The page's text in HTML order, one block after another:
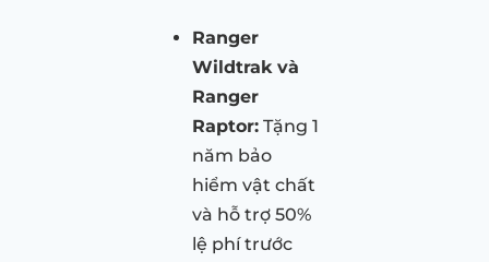
Ranger
Wildtrak và
Ranger
Raptor: Tặng 1
năm bảo
hiểm vật chất
và hỗ trợ 50%
lệ phí trước